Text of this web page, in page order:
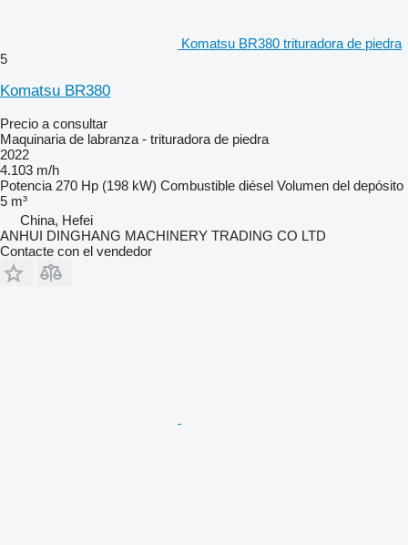
Komatsu BR380 trituradora de piedra
5
Komatsu BR380
Precio a consultar
Maquinaria de labranza - trituradora de piedra
2022
4.103 m/h
Potencia 270 Hp (198 kW) Combustible diésel Volumen del depósito
5 m³
China, Hefei
ANHUI DINGHANG MACHINERY TRADING CO LTD
Contacte con el vendedor